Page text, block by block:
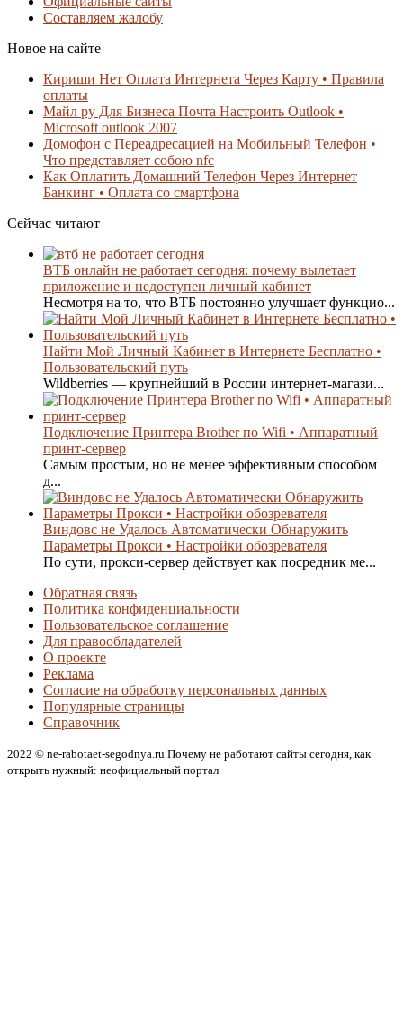
Составляем жалобу
Новое на сайте
Кириши Нет Оплата Интернета Через Карту • Правила
оплаты
Майл ру Для Бизнеса Почта Настроить Outlook •
Microsoft outlook 2007
Домофон с Переадресацией на Мобильный Телефон •
Что представляет собою nfc
Как Оплатить Домашний Телефон Через Интернет
Банкинг • Оплата со смартфона
Сейчас читают
ВТБ онлайн не работает сегодня: почему вылетает
приложение и недоступен личный кабинет
Несмотря на то, что ВТБ постоянно улучшает функцио...
Найти Мой Личный Кабинет в Интернете Бесплатно •
Пользовательский путь
Wildberries — крупнейший в России интернет-магази...
Подключение Принтера Brother по Wifi • Аппаратный
принт-сервер
Самым простым, но не менее эффективным способом
д...
Виндовс не Удалось Автоматически Обнаружить
Параметры Прокси • Настройки обозревателя
По сути, прокси-сервер действует как посредник ме...
Обратная связь
Политика конфиденциальности
Пользовательское соглашение
Для правообладателей
О проекте
Реклама
Согласие на обработку персональных данных
Популярные страницы
Справочник
2022 © ne-rabotaet-segodnya.ru Почему не работают сайты сегодня, как
открыть нужный: неофициальный портал